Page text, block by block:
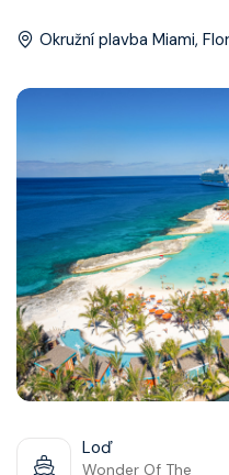
Články
Kontakt
Vyhledat
Okružní plavba Miami,
Loď
Wonder Of The